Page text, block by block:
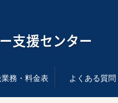
務・料金表 よくある質問